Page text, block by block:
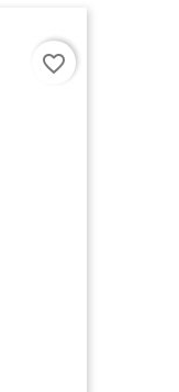
favorite_border